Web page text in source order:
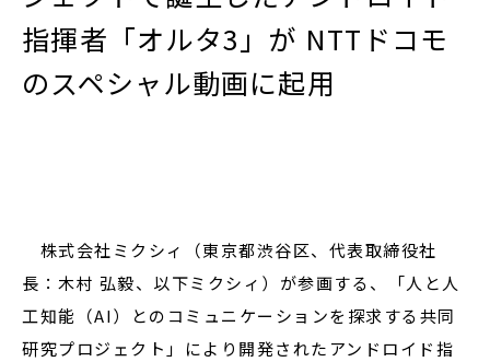
指揮者「オルタ3」が NTTドコモ
のスペシャル動画に起用
株式会社ミクシィ（東京都渋谷区、代表取締役社
長：木村 弘毅、以下ミクシィ）が参画する、「人と人
工知能（AI）とのコミュニケーションを探求する共同
研究プロジェクト」により開発されたアンドロイド指